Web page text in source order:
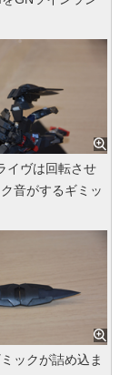
イヴは回転させ
音がするギミッ
ックが詰め込ま